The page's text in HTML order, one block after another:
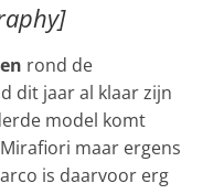
rond de
dit jaar al klaar zijn
model komt
maar ergens
is daarvoor erg